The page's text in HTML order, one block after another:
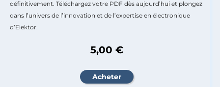
définitivement. Téléchargez votre PDF dès aujourd’hui et plongez
dans l’univers de l’innovation et de l’expertise en électronique
d’Elektor.
5,00 €